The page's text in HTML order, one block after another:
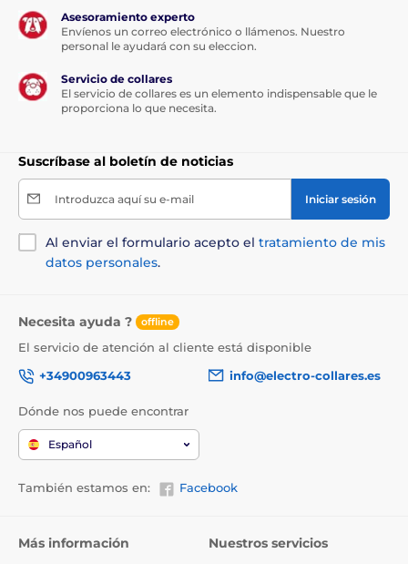
Asesoramiento experto
Envíenos un correo electrónico o llámenos. Nuestro
personal le ayudará con su eleccion.
Servicio de collares
El servicio de collares es un elemento indispensable que le
proporciona lo que necesita.
Suscríbase al boletín de noticias
Introduzca aquí su e-mail Iniciar sesión
Al enviar el formulario acepto el tratamiento de mis
datos personales.
Necesita ayuda ? offline
El servicio de atención al cliente está disponible
+34900963443
info@electro-collares.es
Dónde nos puede encontrar
Español
También estamos en: Facebook
Más información Nuestros servicios